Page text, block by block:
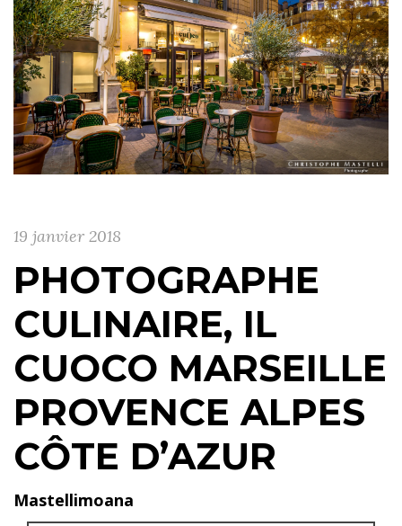
19 janvier 2018
PHOTOGRAPHE
CULINAIRE, IL
CUOCO MARSEILLE
PROVENCE ALPES
CÔTE D’AZUR
Mastellimoana